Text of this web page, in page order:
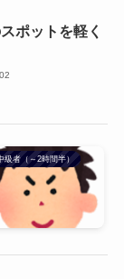
ポットを軽く
級者（～2時間半）